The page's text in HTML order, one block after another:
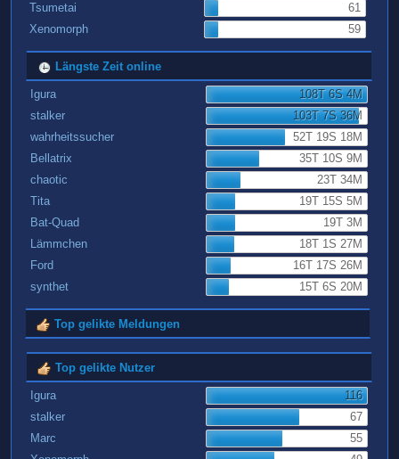
Tsumetai
61
Xenomorph
59
Längste Zeit online
Igura
108T 6S 4M
stalker
103T 7S 36M
wahrheitssucher
52T 19S 18M
Bellatrix
35T 10S 9M
chaotic
23T 34M
Tita
19T 15S 5M
Bat-Quad
19T 3M
Lämmchen
18T 1S 27M
Ford
16T 17S 26M
synthet
15T 6S 20M
Top gelikte Meldungen
Top gelikte Nutzer
Igura
116
stalker
67
Marc
55